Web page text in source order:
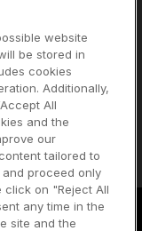
website
be stored in
cookies
Additionally,
All
and the
our
tailored to
proceed only
on "Reject All
any time in the
site and the